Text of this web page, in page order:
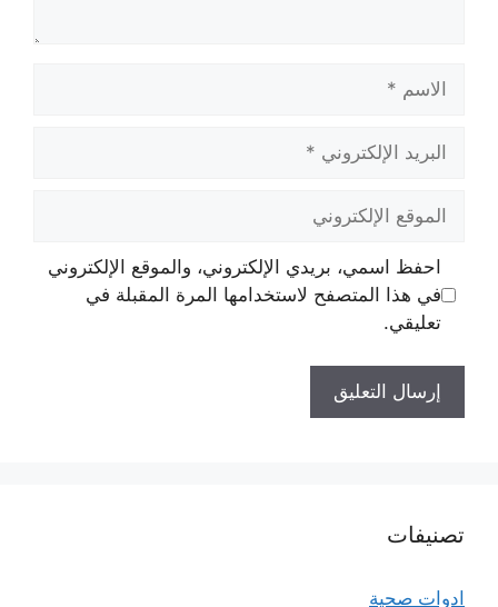
الاسم
البريد
الإلكتروني
الموقع
الإلكتروني
احفظ اسمي، بريدي الإلكتروني، والموقع الإلكتروني
في هذا المتصفح لاستخدامها المرة المقبلة في
تعليقي.
تصنيفات
ادوات صحية